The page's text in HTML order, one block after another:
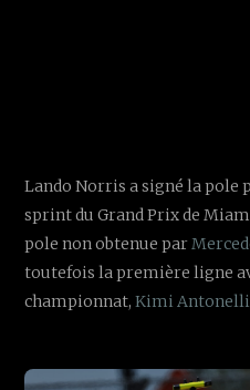
Lando Norris a signé la pole
sprint du Grand Prix de
pole non obtenue par
toutefois la première ligne
championnat,Kimi Antonelli